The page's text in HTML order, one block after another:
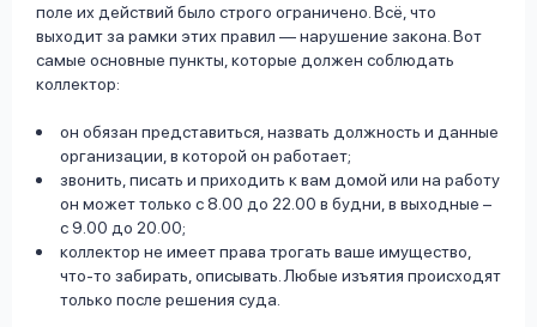
поле их действий было строго ограничено. Всё, что
выходит за рамки этих правил — нарушение закона. Вот
самые основные пункты, которые должен соблюдать
коллектор:
он обязан представиться, назвать должность и данные
организации, в которой он работает;
звонить, писать и приходить к вам домой или на работу
он может только с 8.00 до 22.00 в будни, в выходные –
с 9.00 до 20.00;
коллектор не имеет права трогать ваше имущество,
что-то забирать, описывать. Любые изъятия происходят
только после решения суда.